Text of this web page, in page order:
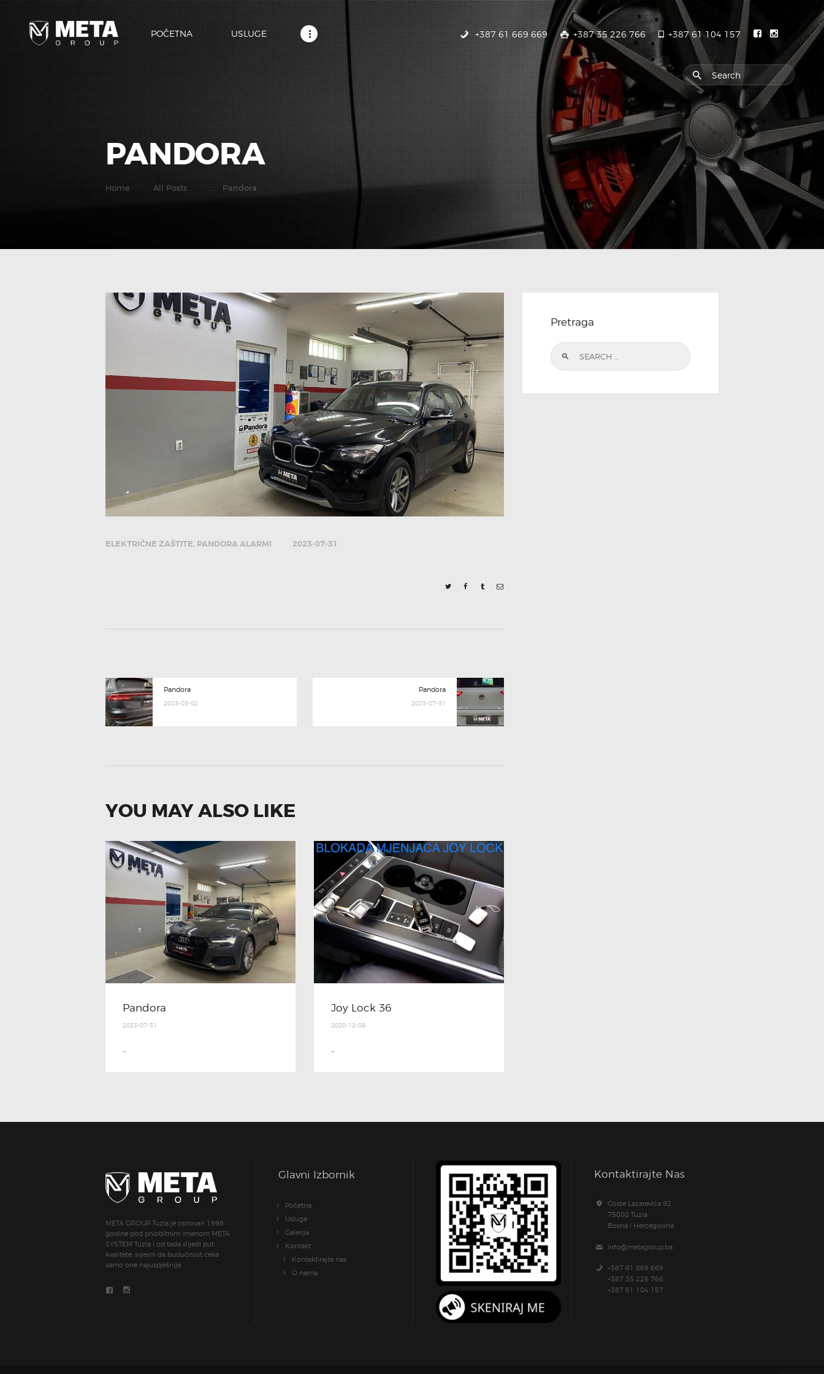
POČETNA USLUGE +387 61 669 669 +387 35 226 766 +387 61 104 157
PANDORA
Home All Posts Pandora
USLUGE
GALERIJA
KONTAKT
ELEKTRIČNE ZAŠTITE, PANDORA ALARMI 2023-07-31
POST
NAVIGATION
post:
Pandora
2023-03-02
Next
post:
Pandora
2023-07-31
YOU MAY ALSO LIKE
Pandora
2023-07-31
...
Joy Lock 36
2020-12-08
...
Pretraga
Search
for:
META GROUP Tuzla je osnovan 1998
godine pod prvobitnim imenom META
SYSTEM Tuzla i od tada slijedi put
kvalitete, svjesni da budućnost čeka
samo one najuspješnije.
Glavni Izbornik
Početna
Usluge
Galerija
Kontakt
Kontaktirajte nas
O nama
Kontaktirajte Nas
Goste Lazarevića 92
75000 Tuzla
Bosna i Hercegovina
info@metagroup.ba
+387 61 669 669
+387 35 226 766
+387 61 104 157